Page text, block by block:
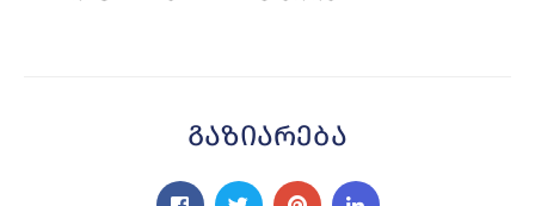
Გაზიარება